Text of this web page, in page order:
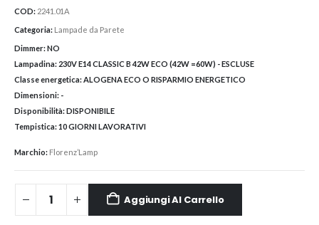
COD: 2241.01A
Categoria: Lampade da Parete
Dimmer:NO
Lampadina: 230V E14 CLASSIC B 42W ECO (42W =60W) - ESCLUSE
Classe energetica: ALOGENA ECO O RISPARMIO ENERGETICO
Dimensioni: -
Disponibilità:DISPONIBILE
Tempistica:10 GIORNI LAVORATIVI
Marchio: Florenz’Lamp
Aggiungi Al Carrello